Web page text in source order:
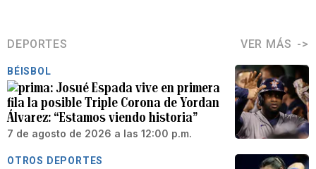
DEPORTES VER MÁS
BÉISBOL
Josué Espada vive en primera
fila la posible Triple Corona de Yordan
Álvarez: “Estamos viendo historia”
7 de agosto de 2026 a las 12:00 p.m.
OTROS DEPORTES